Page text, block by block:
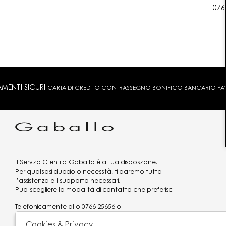
SICURI CARTA DI CREDITO CONTRASSEGNO BONIFICO BANCARIO
Il Servizio Clienti di Gaballo è a tua disposizione.
Per qualsiasi dubbio o necessità, ti daremo tutta
l’assistenza e il supporto necessari.
Puoi scegliere la modalità di contatto che preferisci:
Telefonicamente allo 0766 25656 o